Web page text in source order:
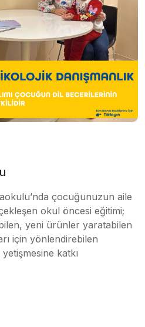
çocuğunuzun aile
okul öncesi eğitimi;
yeni ürünler yaratabilen
için yönlendirebilen
katkı